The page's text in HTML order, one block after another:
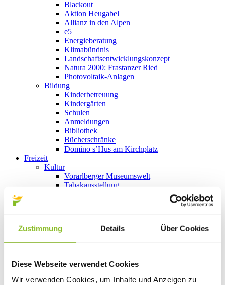
Zustimmung Details Über Cookies
Diese Webseite verwendet Cookies
Wir verwenden Cookies, um Inhalte und Anzeigen zu
Blackout
Aktion Heugabel
Allianz in den Alpen
e5
Energieberatung
Klimabündnis
Landschaftsentwicklungskonzept
Natura 2000: Frastanzer Ried
Photovoltaik-Anlagen
Bildung
Kinderbetreuung
Kindergärten
Schulen
Anmeldungen
Bibliothek
Bücherschränke
Domino s’Hus am Kirchplatz
Freizeit
Kultur
Vorarlberger Museumswelt
Tabakausstellung
Sport
Schilift Bazora
Spiel- und Sportstätten